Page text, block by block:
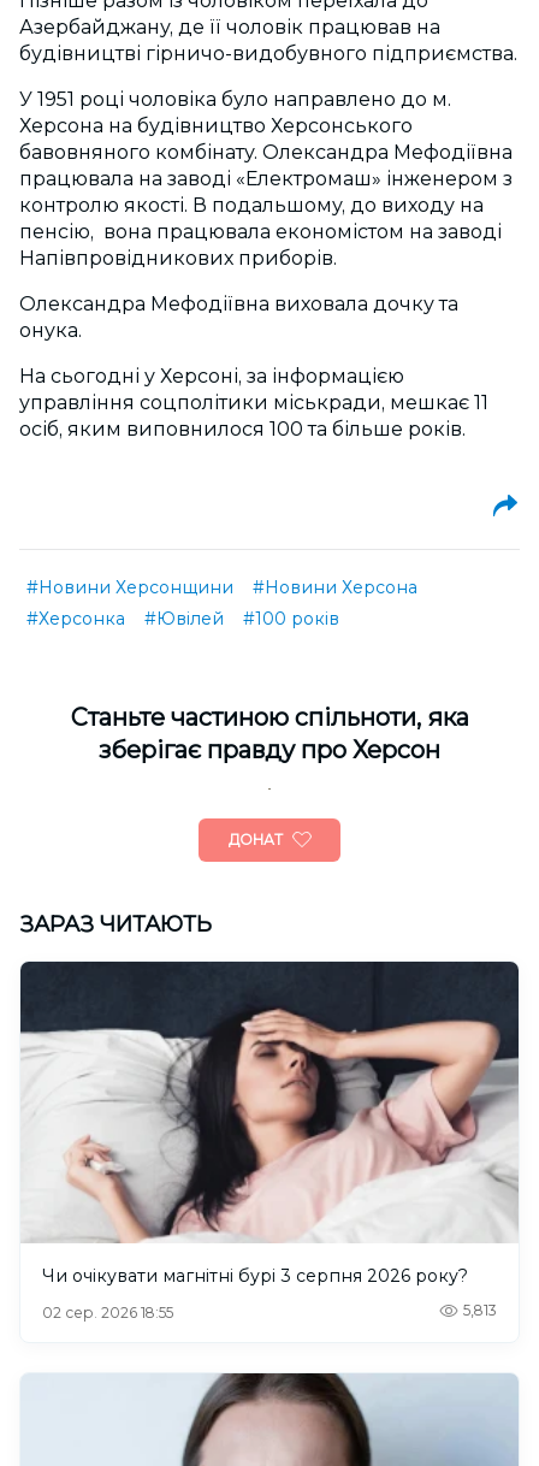
Азербайджану, де її чоловік працював на
будівництві гірничо-видобувного підприємства.
У 1951 році чоловіка було направлено до м.
Херсона на будівництво Херсонського
бавовняного комбінату. Олександра Мефодіївна
працювала на заводі «Електромаш» інженером з
контролю якості. В подальшому, до виходу на
пенсію, вона працювала економістом на заводі
Напівпровідникових приборів.
Олександра Мефодіївна виховала дочку та
онука.
На сьогодні у Херсоні, за інформацією
управління соцполітики міськради, мешкає 11
осіб, яким виповнилося 100 та більше років.
#Новини Херсонщини
#Новини Херсона
#Херсонка
#Ювілей #100 років
Cтаньте частиною спільноти, яка
зберігає правду про Херсон
ДОНАТ
ЗАРАЗ ЧИТАЮТЬ
Чи очікувати магнітні бурі 3 серпня 2026 року?
02 сер. 2026 18:55 5,813